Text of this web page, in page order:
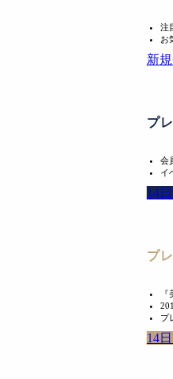
注
お
新
プ
会
イ
14
プ
プ
14